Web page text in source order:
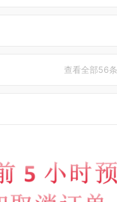
查看全部56